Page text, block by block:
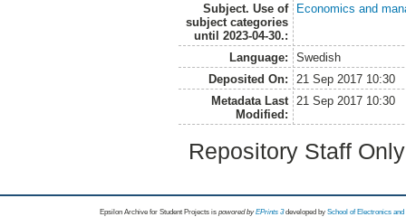
Subject. Use of
subject categories
until 2023-04-30.:
Economics and
Language:
Swedish
Deposited On:
21 Sep 2017 10:30
Metadata Last
Modified:
21 Sep 2017 10:30
Repository Staff
Epsilon Archive for Student Projects is powored byEPrints 3 developed by School of Electronics